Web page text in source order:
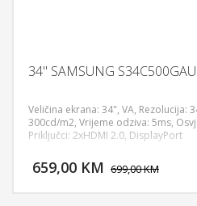
34" SAMSUNG
Veličina ekrana: 34", VA, Rezolucija:
300cd/m2, Vrijeme odziva: 5ms,
Priključci: 2xHDMI 2.0, DisplayPort
659,00 KM 699,00 KM